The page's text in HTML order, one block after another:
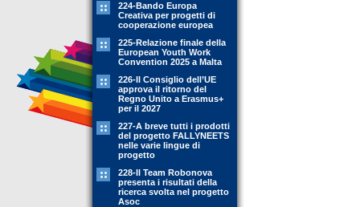
224-Bando Europa
Creativa per progetti di
cooperazione europea
225-Relazione finale della
European Youth Work
Convention 2025 a Malta
226-Il Consiglio dell’UE
approva il ritorno del
Regno Unito a Erasmus+
per il 2027
227-A breve tutti i prodotti
del progetto FALLYNEETS
nelle varie lingue di
progetto
228-Il Team Robonova
presenta i risultati della
ricerca svolta nel progetto
Asoc